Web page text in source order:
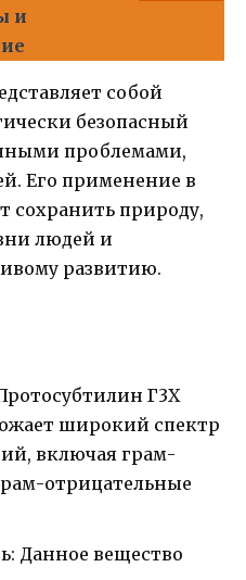
и
собой
безопасный
проблемами,
Его применение в
сохранить природу,
людей и
развитию.
Г3Х
широкий спектр
включая грам-
отрицательные
Данное вещество